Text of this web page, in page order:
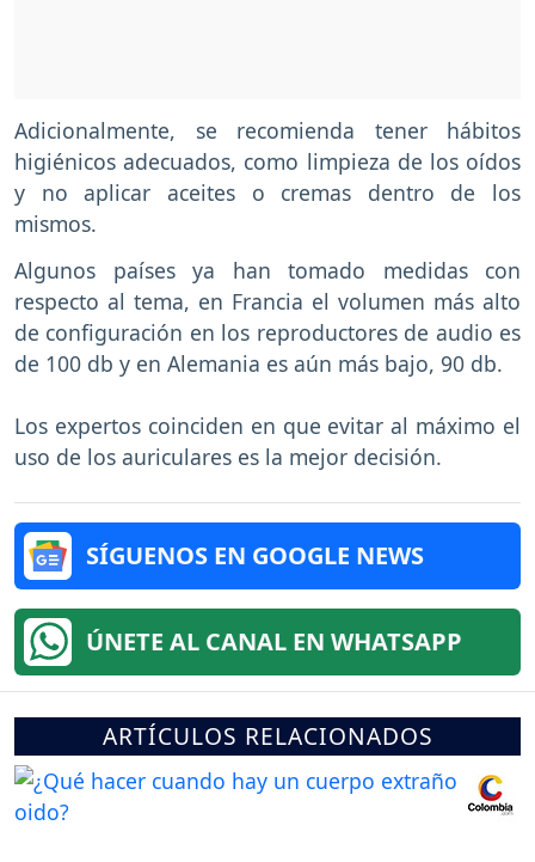
Adicionalmente, se recomienda tener hábitos
higiénicos adecuados, como limpieza de los oídos
y no aplicar aceites o cremas dentro de los
mismos.
Algunos países ya han tomado medidas con
respecto al tema, en Francia el volumen más alto
de configuración en los reproductores de audio es
de 100 db y en Alemania es aún más bajo, 90 db.
Los expertos coinciden en que evitar al máximo el
uso de los auriculares es la mejor decisión.
SÍGUENOS EN GOOGLE NEWS
ÚNETE AL CANAL EN WHATSAPP
ARTÍCULOS RELACIONADOS